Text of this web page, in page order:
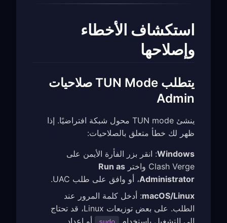
استكشاف الأخطاء
وإصلاحها
يتطلب TUN Mode صلاحيات
Admin
ينشئ TUN mode محول شبكة افتراضيًا. إذا
ظهر لك خطأ متعلق بالصلاحيات:
Windows: انقر بزر الفأرة الأيمن على
Clash Verge واختر
Run as
Administrator، أو وافق على طلب UAC.
macOS/Linux: أدخل كلمة المرور عند
الطلب. على بعض توزيعات Linux، قد تحتاج